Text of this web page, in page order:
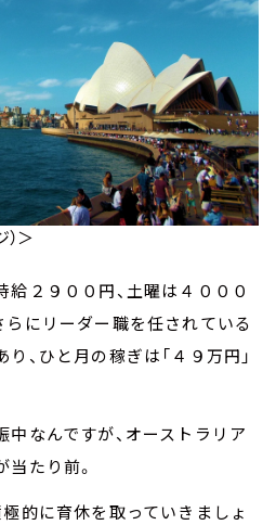
＞
給２９００円、土曜は４０００
らにリーダー職を任されている
、ひと月の稼ぎは「４９万円」
中なんですが、オーストラリア
当たり前。
極的に育休を取っていきましょ